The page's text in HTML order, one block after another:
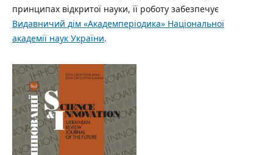
принципах відкритої науки, її роботу забезпечує
Видавничий дім «Академперіодика» Національної
академії наук України.